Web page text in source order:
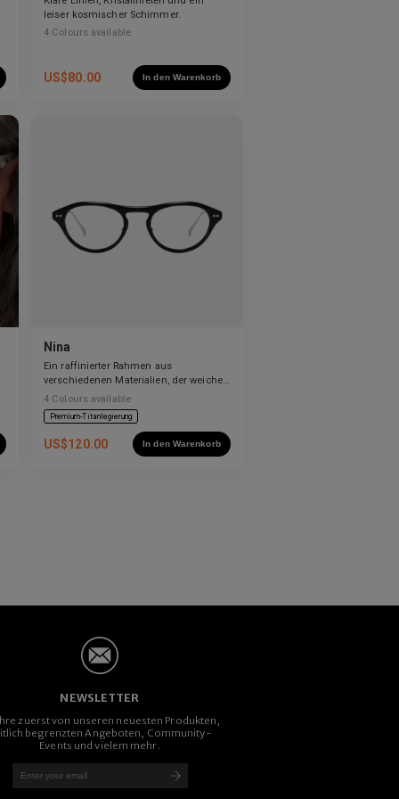
leiser kosmischer Schimmer.
4 Colours available
US$80.00 In den Warenkorb
Nina
Ein raffinierter Rahmen aus
verschiedenen Materialien, der weiche
Kurven mit klaren Linien ausbalanciert.
4 Colours available
Premium-Titanlegierung
US$120.00 In den Warenkorb
NEWSLETTER
zuerst von unseren neuesten Produkten,
begrenzten Angeboten, Community-
Events und vielem mehr.